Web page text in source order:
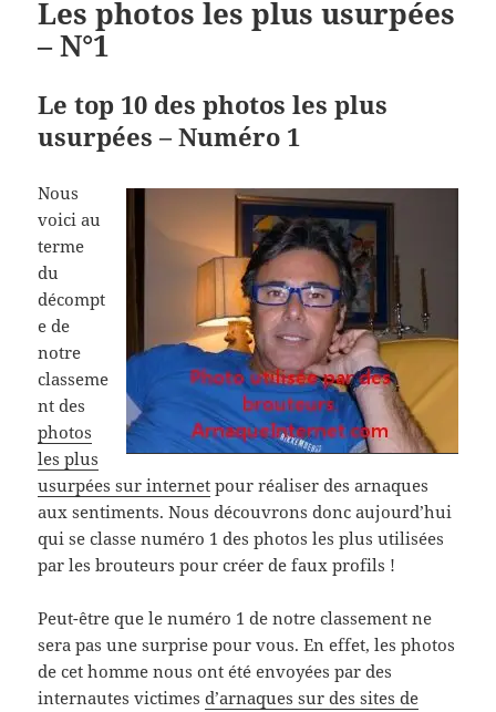
Les photos les plus usurpées
– N°1
Le top 10 des photos les plus
usurpées – Numéro 1
Nous
voici au
terme
du
décompt
e de
notre
classeme
nt des
photos
les plus
usurpées sur internet pour réaliser des arnaques
aux sentiments. Nous découvrons donc aujourd’hui
qui se classe numéro 1 des photos les plus utilisées
par les brouteurs pour créer de faux profils !
Peut-être que le numéro 1 de notre classement ne
sera pas une surprise pour vous. En effet, les photos
de cet homme nous ont été envoyées par des
internautes victimesd’arnaques sur des sites de